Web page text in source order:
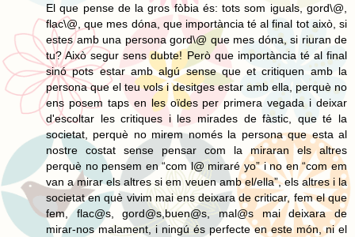
El que pense de la gros fòbia és: tots som iguals, gord\@,
flac\@, que mes dóna, que importància té al final tot això, si
estes amb una persona gord\@ que mes dóna, si riuran de
tu? Això segur sens dubte! Però que importància té al final
sinó pots estar amb algú sense que et critiquen amb la
persona que el teu vols i desitges estar amb ella, perquè no
ens posem taps en les oïdes per primera vegada i deixar
d'escoltar les critiques i les mirades de fàstic, que té la
societat, perquè no mirem només la persona que esta al
nostre costat sense pensar com la miraran els altres
perquè no pensem en “com l@ miraré yo” i no en “com em
van a mirar els altres si em veuen amb el/ella”, els altres i la
societat en què vivim mai ens deixara de criticar, fem el que
fem, flac@s, gord@s,buen@s, mal@s mai deixara de
mirar-nos malament, i ningú és perfecte en este món, ni el